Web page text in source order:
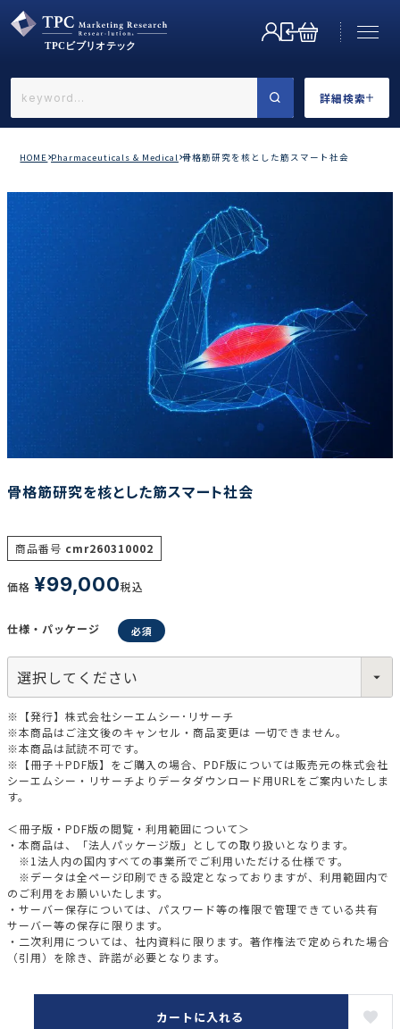
詳細検索
←戻る
リセット
HOME Pharmaceuticals & Medical 骨格筋研究を核とした筋スマート社会
骨格筋研究を核とした筋スマート社会
商品番号 cmr260310002
価格 ¥99,000税込
仕様・パッケージ
※【発行】株式会社シーエムシー･リサーチ
※本商品はご注文後のキャンセル・商品変更は 一切できません。
※本商品は試読不可です。
※【冊子＋PDF版】をご購入の場合、PDF版については販売元の株式会社
シーエムシー・リサーチよりデータダウンロード用URLをご案内いたしま
す。
＜冊子版・PDF版の閲覧・利用範囲について＞
・本商品は、「法人パッケージ版」としての取り扱いとなります。
※1法人内の国内すべての事業所でご利用いただける仕様です。
※データは全ページ印刷できる設定となっておりますが、利用範囲内で
のご利用をお願いいたします。
・サーバー保存については、パスワード等の権限で管理できている共有
サーバー等の保存に限ります。
・二次利用については、社内資料に限ります。著作権法で定められた場合
（引用）を除き、許諾が必要となります。
カートに入れる